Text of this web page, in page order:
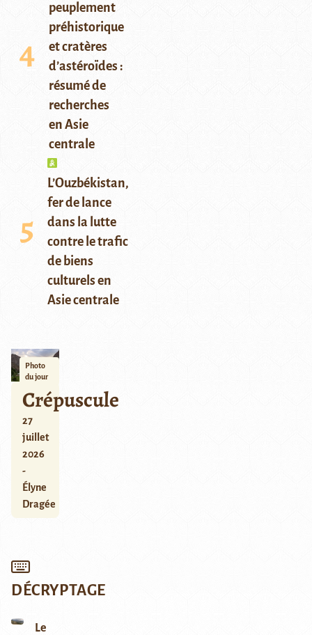
peuplement
préhistorique
et cratères
d’astéroïdes :
résumé de
recherches
en Asie
centrale
L’Ouzbékistan,
fer de lance
dans la lutte
contre le trafic
de biens
culturels en
Asie centrale
Photo
du jour
Crépuscule
27
juillet
2026
-
Élyne
Dragée
DÉCRYPTAGE
Le